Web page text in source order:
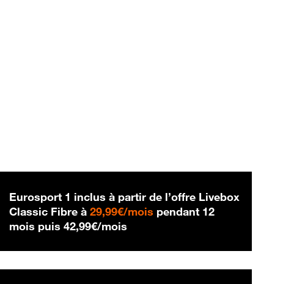
Eurosport 1 inclus à partir de l’offre Livebox
Classic Fibre à29,99€/mois 29,99 € par mois
pendant 12
mois puis42,99€/mois